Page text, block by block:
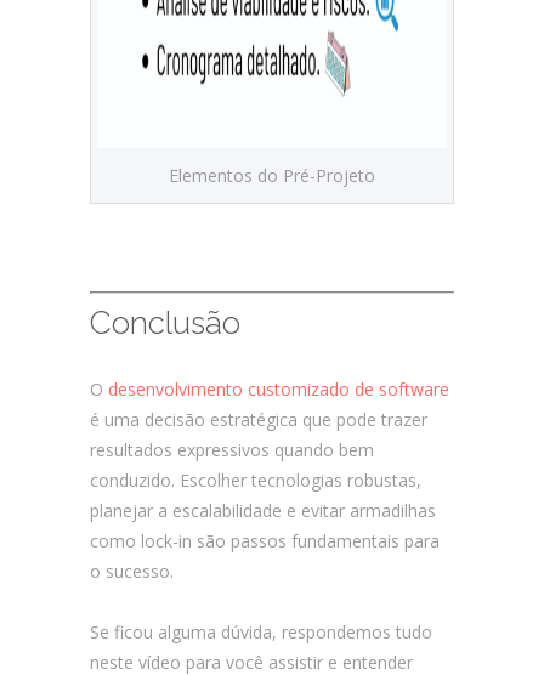
Elementos do Pré-Projeto
Conclusão
O desenvolvimento customizado de software
é uma decisão estratégica que pode trazer
resultados expressivos quando bem
conduzido. Escolher tecnologias robustas,
planejar a escalabilidade e evitar armadilhas
como lock-in são passos fundamentais para
o sucesso.
Se ficou alguma dúvida, respondemos tudo
neste vídeo para você assistir e entender